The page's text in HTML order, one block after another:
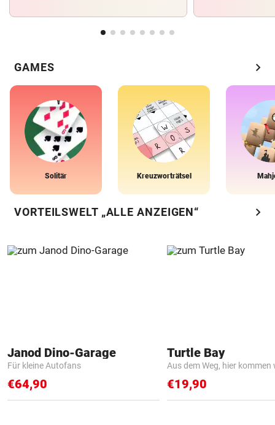
GAMES chevron_right
Solitär Kreuzworträtsel
VORTEILSWELT „ALLE ANZEIGEN“ chevron_right
Janod Dino-Garage
Für kleine Autofans
€64,90
Turtle Bay
Aus dem Weg, hier kommen
€19,90